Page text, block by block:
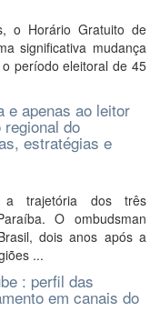
o Horário Gratuito de
significativa mudança
período eleitoral de 45
e apenas ao leitor
do
estratégias e
a trajetória dos três
O ombudsman
dois anos após a
...
: perfil das
em canais do